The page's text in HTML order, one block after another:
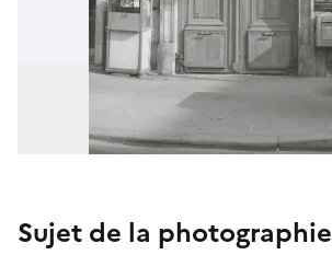
Sujet de la photographie